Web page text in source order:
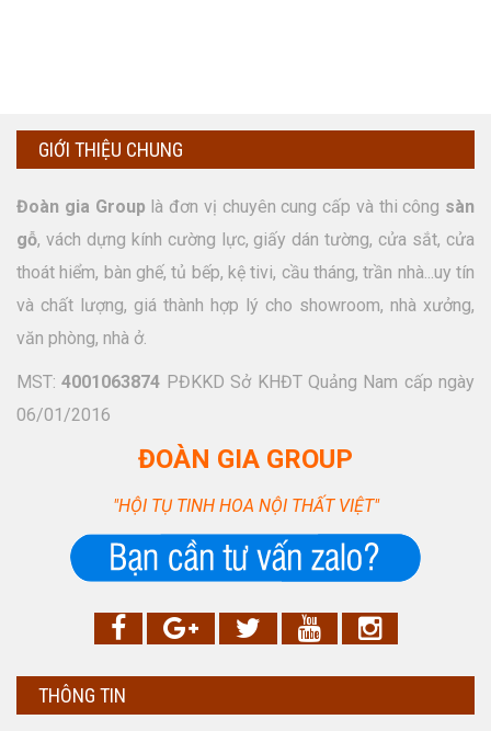
GIỚI THIỆU CHUNG
Đoàn gia Group là đơn vị chuyên cung cấp và thi công sàn
gỗ, vách dựng kính cường lực, giấy dán tường, cửa sắt, cửa
thoát hiểm, bàn ghế, tủ bếp, kệ tivi, cầu tháng, trần nhà...uy tín
và chất lượng, giá thành hợp lý cho showroom, nhà xưởng,
văn phòng, nhà ở.
MST:4001063874 PĐKKD Sở KHĐT Quảng Nam cấp ngày
06/01/2016
ĐOÀN GIA GROUP
"HỘI TỤ TINH HOA NỘI THẤT VIỆT"
THÔNG TIN